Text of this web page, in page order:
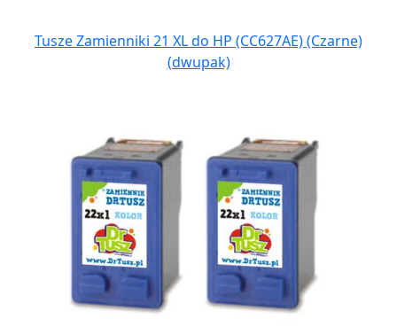
Tusze Zamienniki 21 XL do HP (CC627AE) (Czarne)
(dwupak)